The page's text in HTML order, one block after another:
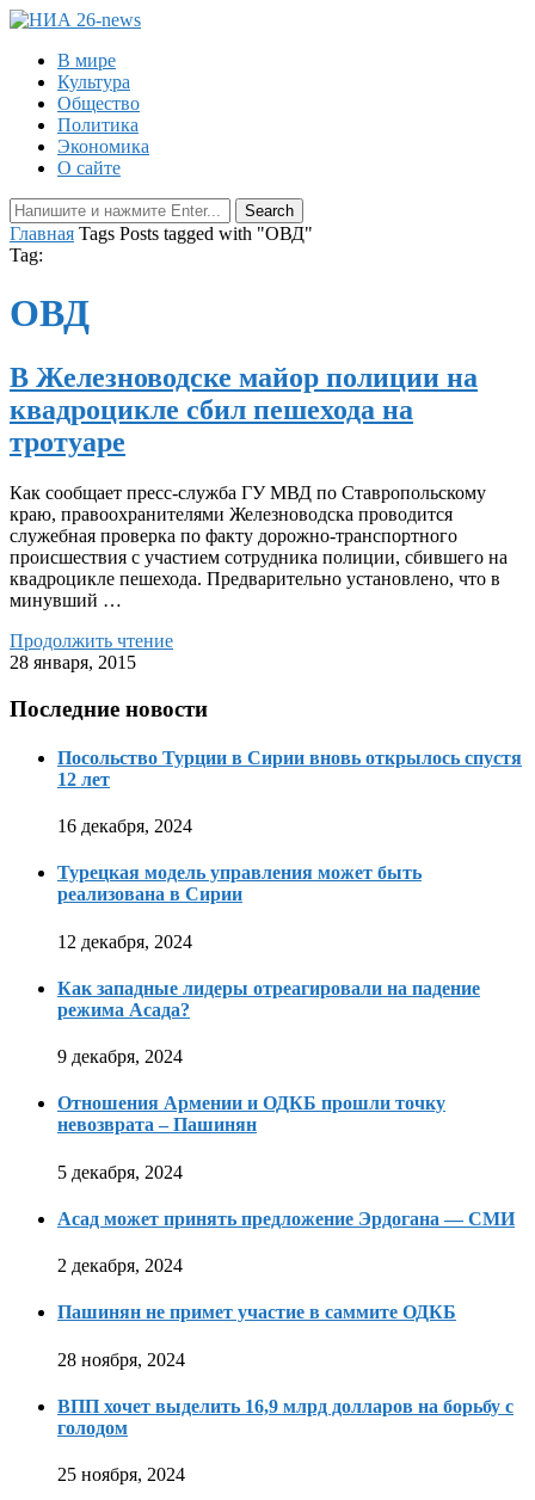
В мире
Культура
Общество
Политика
Экономика
О сайте
Главная Tags Posts tagged with "ОВД"
Tag:
ОВД
В Железноводске майор полиции на
квадроцикле сбил пешехода на
тротуаре
Как сообщает пресс-служба ГУ МВД по Ставропольскому
краю, правоохранителями Железноводска проводится
служебная проверка по факту дорожно-транспортного
происшествия с участием сотрудника полиции, сбившего на
квадроцикле пешехода. Предварительно установлено, что в
минувший …
Продолжить чтение
28 января, 2015
Последние новости
Посольство Турции в Сирии вновь открылось спустя
12 лет
16 декабря, 2024
Турецкая модель управления может быть
реализована в Сирии
12 декабря, 2024
Как западные лидеры отреагировали на падение
режима Асада?
9 декабря, 2024
Отношения Армении и ОДКБ прошли точку
невозврата – Пашинян
5 декабря, 2024
Асад может принять предложение Эрдогана — СМИ
2 декабря, 2024
Пашинян не примет участие в саммите ОДКБ
28 ноября, 2024
ВПП хочет выделить 16,9 млрд долларов на борьбу с
голодом
25 ноября, 2024